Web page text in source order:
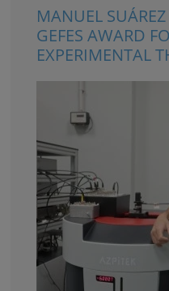
MANUEL
GEFES AWARD
EXPERIMENTAL